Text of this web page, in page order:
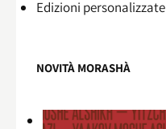
Edizioni personalizzate
NOVITÀ MORASHÀ